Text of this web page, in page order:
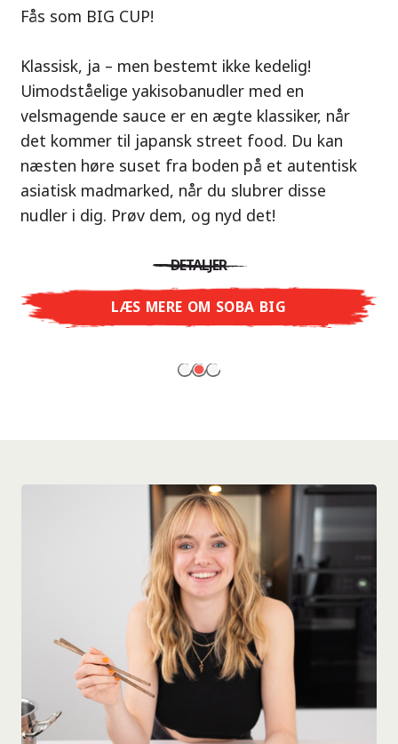
Tonkotsu!
Tre smagsuniverser, ét mål: ægte ramen i
restaurantkvalitet – uden restauranten.
Med Nissin Ramen Premium oplever du japansk
ramen på et helt nyt niveau: frisk og aromatisk
med Shoyu Yuzu, krydret og fyldig med Spicy
restaurantsmag – lige til at nyde derhjemme!
LÆS MERE
Fås som BIG CUP!
Klassisk, ja – men bestemt ikke kedelig!
Uimodståelige yakisobanudler med en
velsmagende sauce er en ægte klassiker, når
det kommer til japansk street food. Du kan
næsten høre suset fra boden på et autentisk
asiatisk madmarked, når du slubrer disse
nudler i dig. Prøv dem, og nyd det!
DETALJER
LÆS MERE OM SOBA BIG
Vores anbefaling: Tag på smagseventyr til
Chicken!
En ramen-suppe er en perfekt balance af
harmoniske smage – præcis som det
thailandske køkken. Den karamelliserede
kyllingesmag kombineret med duften af ristet
hvidløg giver dig en autentisk asiatisk
DETALJER
LÆS MERE OM NISSIN RAMEN